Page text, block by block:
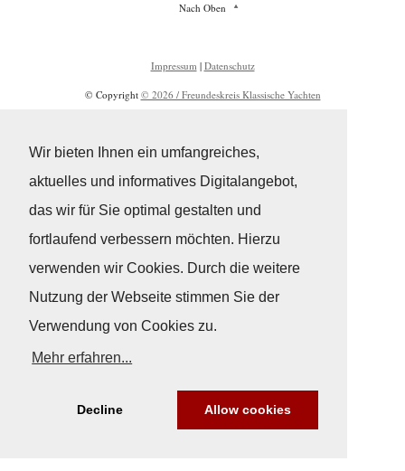
Wir bieten Ihnen ein umfangreiches,
aktuelles und informatives Digitalangebot,
das wir für Sie optimal gestalten und
fortlaufend verbessern möchten. Hierzu
verwenden wir Cookies. Durch die weitere
Nutzung der Webseite stimmen Sie der
Verwendung von Cookies zu.
Mehr erfahren...
Decline Allow cookies
Nach Oben
Impressum | Datenschutz
© Copyright © 2026 / Freundeskreis Klassische Yachten